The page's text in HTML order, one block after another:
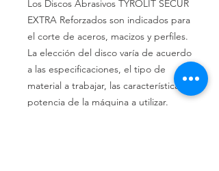
Los Discos Abrasivos TYROLIT SECUR
EXTRA Reforzados son indicados para
el corte de aceros, macizos y perfiles.
La elección del disco varía de acuerdo
a las especificaciones, el tipo de
material a trabajar, las características y
potencia de la máquina a utilizar.